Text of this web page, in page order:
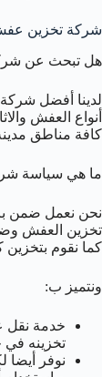
شركة تخزين عفش
هل تبحث عن
لدينا أفضل
أنواع العفش
كافة مناطق
ما هي سياسة
نحن نعمل ضمن
تخزين العفش
كما نقوم بتخزين
ونتميز ب:
خدمة نقل
تخزينه في
نوفر